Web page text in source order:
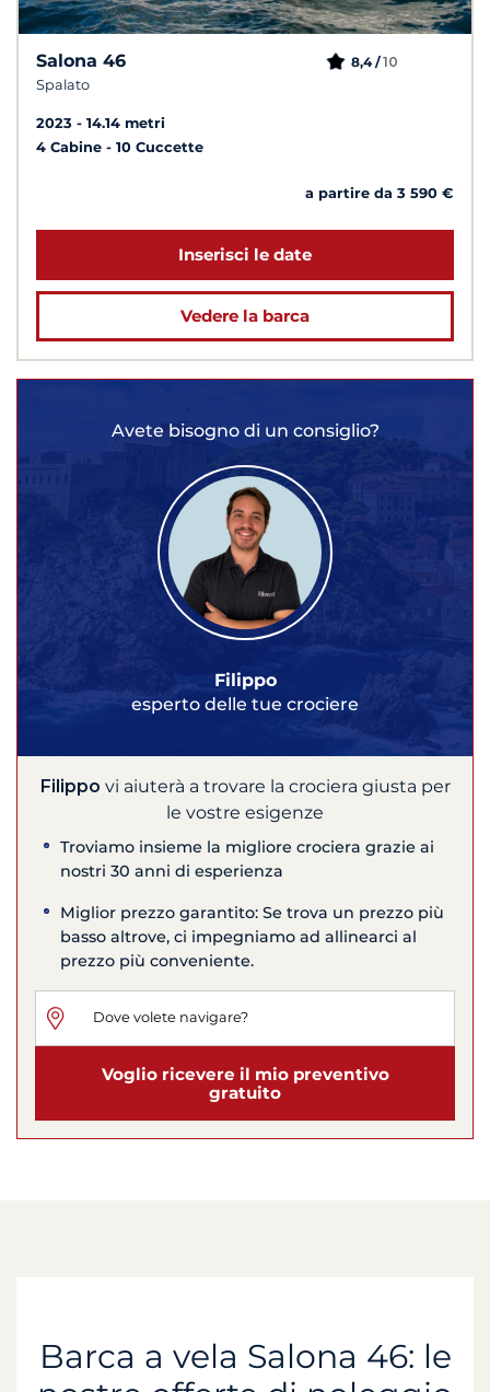
Salona 46
Spalato
8,4 /10
2023
14.14 metri
4 Cabine
10 Cuccette
a partire da 3 590 €
Inserisci le date
Vedere la barca
Avete bisogno di un consiglio?
Filippo
esperto delle tue crociere
Filippo vi aiuterà a trovare la crociera giusta per
le vostre esigenze
Troviamo insieme la migliore crociera grazie ai
nostri 30 anni di esperienza
Miglior prezzo garantito: Se trova un prezzo più
basso altrove, ci impegniamo ad allinearci al
prezzo più conveniente.
Voglio ricevere il mio preventivo
gratuito
Barca a vela Salona 46: le